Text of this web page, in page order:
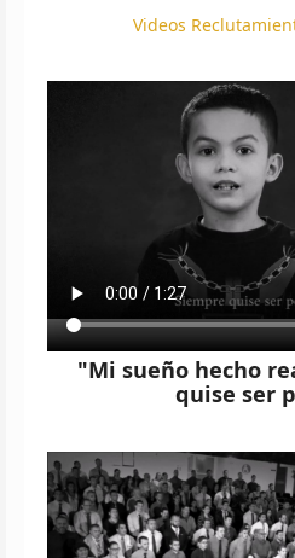
Videos
"Mi sueño hecho
quise ser